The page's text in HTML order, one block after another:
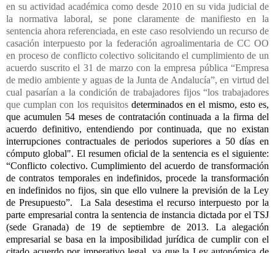
en su actividad académica como desde 2010 en su vida judicial de
la normativa laboral, se pone claramente de manifiesto en la
sentencia ahora referenciada, en este caso resolviendo un recurso de
casación interpuesto por la federación agroalimentaria de CC OO
en proceso de conflicto colectivo solicitando el cumplimiento de un
acuerdo suscrito el 31 de marzo con la empresa pública “Empresa
de medio ambiente y aguas de la Junta de Andalucía”, en virtud del
cual pasarían a la condición de trabajadores fijos “los trabajadores
que cumplan con los requisitos determinados en el mismo, esto es,
que acumulen 54 meses de contratación continuada a la firma del
acuerdo definitivo, entendiendo por continuada, que no existan
interrupciones contractuales de periodos superiores a 50 días en
cómputo global". El resumen oficial de la sentencia es el siguiente:
“Conflicto colectivo. Cumplimiento del acuerdo de transformación
de contratos temporales en indefinidos, procede la transformación
en indefinidos no fijos, sin que ello vulnere la previsión de la Ley
de Presupuesto”.
La Sala desestima el recurso interpuesto por la
parte empresarial contra la sentencia de instancia dictada por el TSJ
(sede Granada) de 19 de septiembre de 2013. La alegación
empresarial se basa en la imposibilidad jurídica de cumplir con el